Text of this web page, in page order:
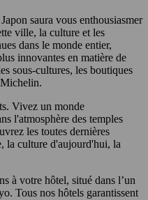
saura vous enthousiasmer
ville, la culture et les
dans le monde entier,
innovantes en matière de
sous-cultures, les boutiques
Michelin.
Vivez un monde
l'atmosphère des temples
les toutes dernières
la culture d'aujourd'hui, la
à votre hôtel, situé dans l’un
Tous nos hôtels garantissent